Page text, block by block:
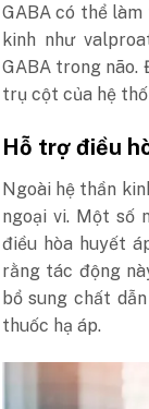
GABA có thể
kinh như
GABA trong não.
trụ cột của hệ
Hỗ trợ điều
Ngoài hệ thần
ngoại vi. Một số
điều hòa huyết
rằng tác động
bổ sung chất
thuốc hạ áp.